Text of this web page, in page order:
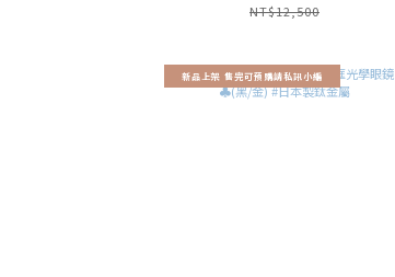
NT$12,500
新品上架 售完可預購請私訊小編